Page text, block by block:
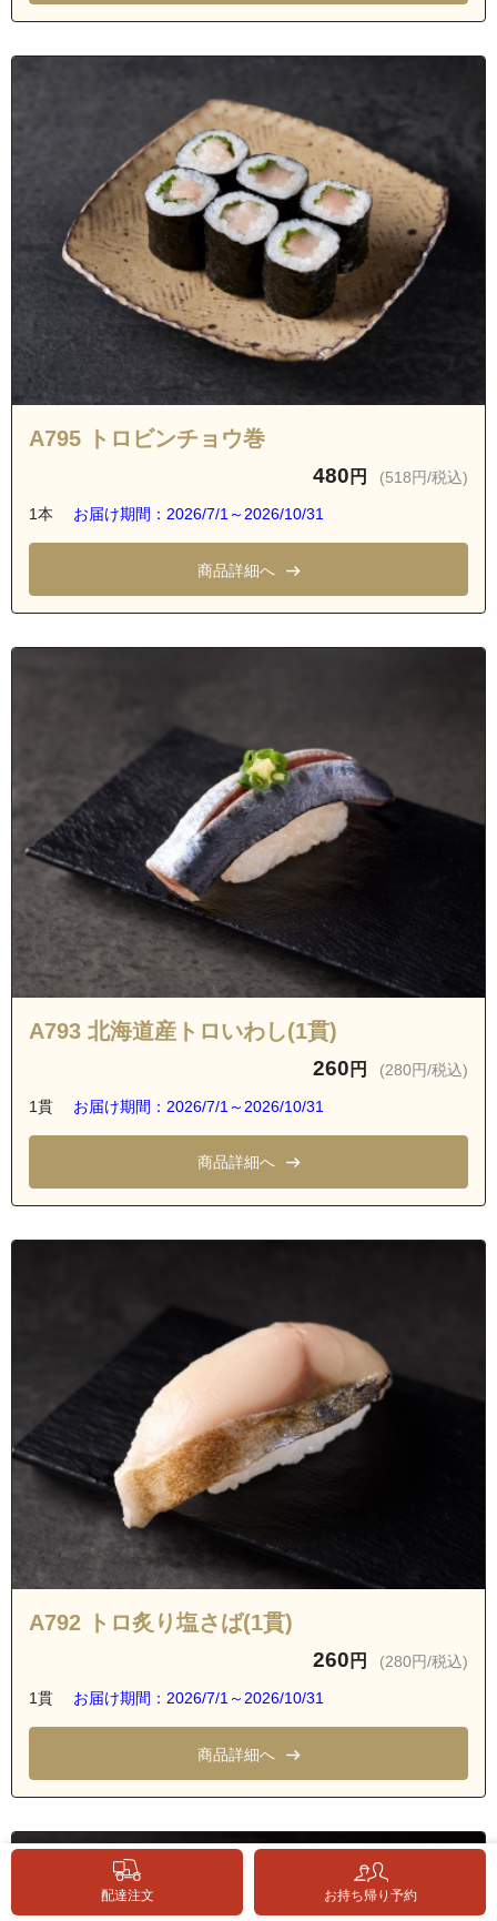
A795 トロビンチョウ巻
480 円 (518円/税込)
1本 お届け期間：2026/7/1～2026/10/31
商品詳細へ
A793 北海道産トロいわし(1貫)
260 円 (280円/税込)
1貫 お届け期間：2026/7/1～2026/10/31
商品詳細へ
A792 トロ炙り塩さば(1貫)
260 円 (280円/税込)
1貫 お届け期間：2026/7/1～2026/10/31
商品詳細へ
配達注文 お持ち帰り予約